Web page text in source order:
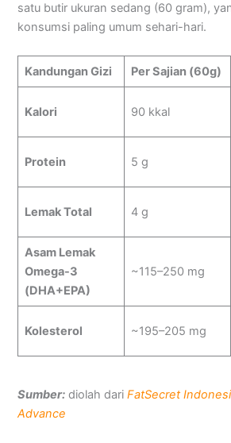
satu butir ukuran sedang (60 gram),
konsumsi paling umum sehari-hari.
Kandungan Gizi Per Sajian (60g)
Kalori 90 kkal
Protein 5 g
Lemak Total 4 g
Asam Lemak
Omega-3
(DHA+EPA)
~115–250 mg
Kolesterol ~195–205 mg
Sumber: diolah dariFatSecret
Advance